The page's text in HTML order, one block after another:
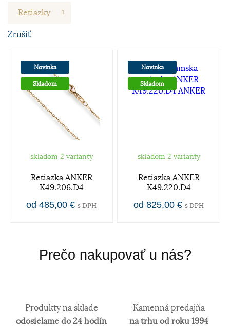
Retiazky
Zrušiť
Novinka
Skladom
skladom 2 varianty
Retiazka ANKER
K49.206.D4
od 485,00 € s DPH
Novinka
Skladom
skladom 2 varianty
Retiazka ANKER
K49.220.D4
od 825,00 € s DPH
Prečo nakupovať u nás?
Produkty na sklade
odosielame do 24 hodín
Kamenná predajňa
na trhu od roku 1994